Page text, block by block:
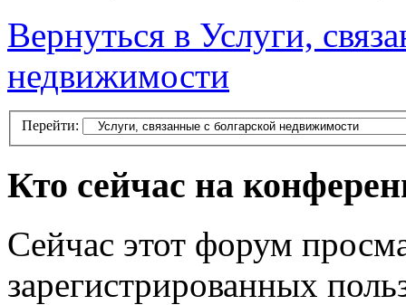
Вернуться в Услуги,
недвижимости
Перейти:
Кто сейчас на
Сейчас этот форум
зарегистрированных